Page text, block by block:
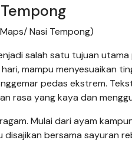
Nasi Tempong)
salah satu tujuan
mampu menyesuaikan
pedas ekstrem.
rasa yang kaya dan
Mulai dari ayam
disajikan bersama sayuran